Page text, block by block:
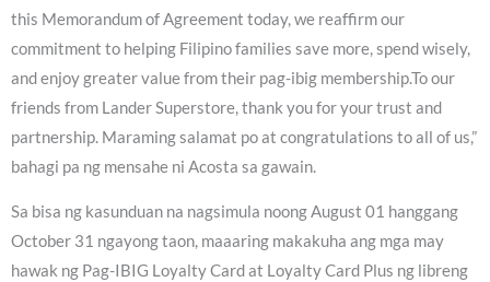
this Memorandum of Agreement today, we reaffirm our
commitment to helping Filipino families save more, spend wisely,
and enjoy greater value from their pag-ibig membership.To our
friends from Lander Superstore, thank you for your trust and
partnership. Maraming salamat po at congratulations to all of us,”
bahagi pa ng mensahe ni Acosta sa gawain.
Sa bisa ng kasunduan na nagsimula noong August 01 hanggang
October 31 ngayong taon, maaaring makakuha ang mga may
hawak ng Pag-IBIG Loyalty Card at Loyalty Card Plus ng libreng